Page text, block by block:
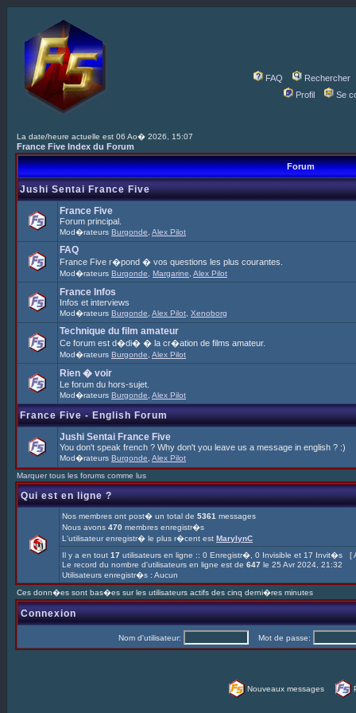
FAQ
Rechercher
Profil
Se
La date/heure actuelle est 06 Ao� 2026, 15:07
France Five Index du Forum
Forum
Jushi Sentai France Five
France Five
Forum principal.
Mod�rateurs Burgonde Alex Pilot
FAQ
France Five r�pond � vos questions les plus courantes.
Mod�rateurs Burgonde Margarine Alex Pilot
France Infos
Infos et interviews
Mod�rateurs Burgonde Alex Pilot Xenoborg
Technique du film amateur
Ce forum est d�di� � la cr�ation de films amateur.
Mod�rateurs Burgonde Alex Pilot
Rien � voir
Le forum du hors-sujet.
Mod�rateurs Burgonde Alex Pilot
France Five - English Forum
Jushi Sentai France Five
You don't speak french ? Why don't you leave us a message in english ? :)
Mod�rateurs Burgonde Alex Pilot
Marquer tous les forums comme lus
Qui est en ligne ?
Nos membres ont post� un total de 5361 messages
Nous avons 470 membres enregistr�s
L'utilisateur enregistr� le plus r�cent est MarylynC
Il y a en tout 17 utilisateurs en ligne :: 0 Enregistr�, 0 Invisible et 17 Invit�s [
Le record du nombre d'utilisateurs en ligne est de 647 le 25 Avr 2024, 21:32
Utilisateurs enregistr�s : Aucun
Ces donn�es sont bas�es sur les utilisateurs actifs des cinq derni�res minutes
Connexion
Nom d'utilisateur: Mot de passe:
Nouveaux messages